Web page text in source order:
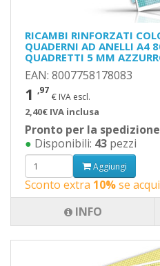
RICAMBI RINFORZATI
QUADERNI AD ANELLI A4
QUADRETTI 5 MM
EAN: 8007758178083
1 ,97
€ IVA escl.
2,40€ IVA inclusa
Pronto per la spedizione
● Disponibili: 43 pezzi
Aggiungi
Sconto extra 10%se
INFO